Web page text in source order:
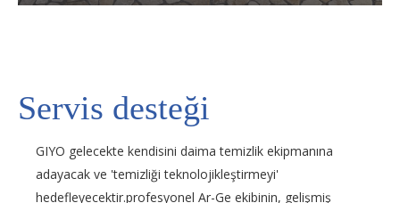
Servis desteği
GIYO gelecekte kendisini daima temizlik ekipmanına
adayacak ve 'temizliği teknolojikleştirmeyi'
hedefleyecektir.profesyonel Ar-Ge ekibinin, gelişmiş